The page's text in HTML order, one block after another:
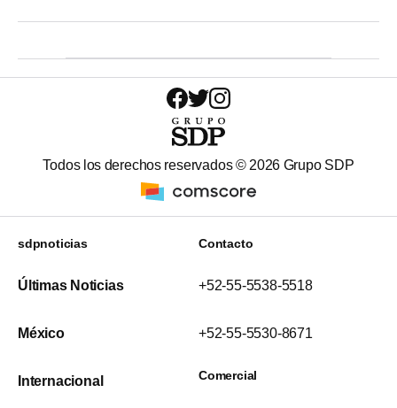
Todos los derechos reservados © 2026 Grupo SDP
sdpnoticias
Últimas Noticias
México
Internacional
Contacto
+52-55-5538-5518
+52-55-5530-8671
Comercial